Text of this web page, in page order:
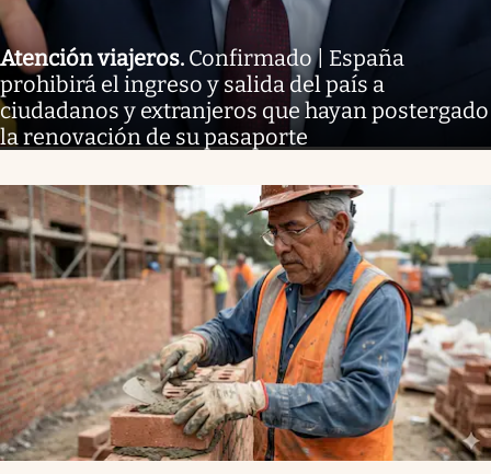
Atención viajeros. Confirmado | España
prohibirá el ingreso y salida del país a
ciudadanos y extranjeros que hayan postergado
la renovación de su pasaporte